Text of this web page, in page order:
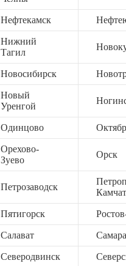
Нефтекамск
Нижний
Тагил
Новосибирск
Новый
Уренгой
Одинцово
Орехово-
Зуево
Орск
Петрозаводск
Пятигорск
Салават Самара
Северодвинск